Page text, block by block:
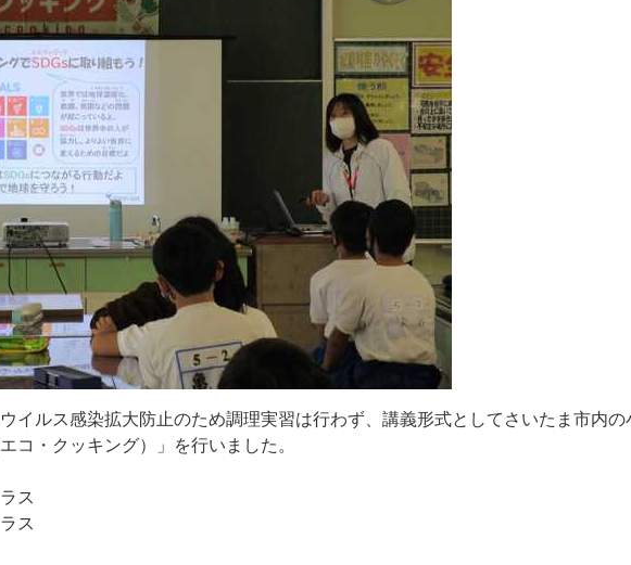
ウイ ルス感染拡大防止のため調理実習は行わず 講義形式と して さ いた ま 市内の
エコ ・ ク ッキ ング） 」 を行い ま した 。
ラ ス
ラ ス